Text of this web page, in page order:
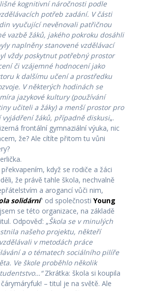
kognitivní náročnosti podle
potřeb zadání. V části
vyučující nevěnovali patřičnou
vazbě žáků, jakého pokroku dosáhli
naplněny stanovené vzdělávací
vždy poskytnut potřebný prostor
či vzájemné hodnocení jako
k dalšímu učení a prostředku
V některých hodinách se
jazykové kultury (používání
učiteli a žáky) a menší prostor pro
vyjádření žáků, případně diskusi„.
frontální gymnaziální výuka, nic
že? Ale cítíte přitom tu vůni
když se rodiče a žáci
že právě tahle škola, nechvalně
a arogancí vůči nim,
solidární“ od společnosti Young
se této organizace, na základě
Odpověď: „Škola se v minulých
našeho projektu, někteří
v metodách práce
a o tématech sociálního pilíře
Ve škole proběhlo několik
Zkrátka: škola si koupila
– titul je na světě. Ale